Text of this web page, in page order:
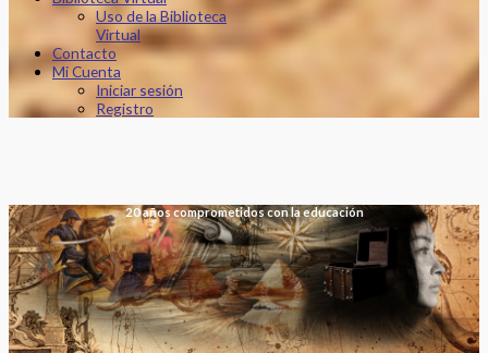
Uso de la Biblioteca
Virtual
Contacto
Mi Cuenta
Iniciar sesión
Registro
20 años comprometidos con la educación